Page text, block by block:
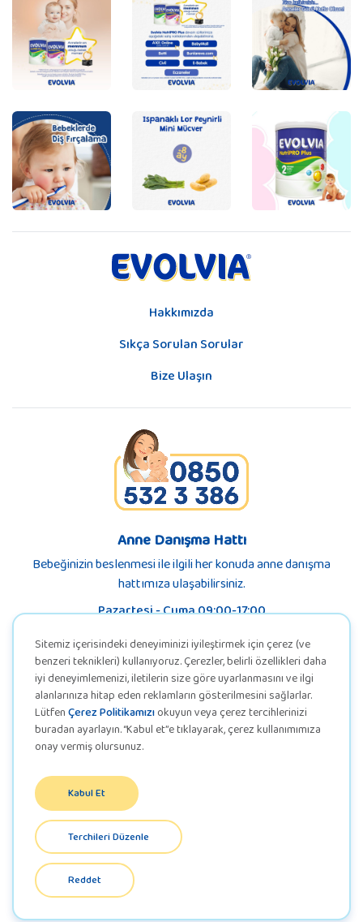
Hakkımızda
Sıkça Sorulan Sorular
Bize Ulaşın
Anne Danışma Hattı
Bebeğinizin beslenmesi ile ilgili her konuda anne danışma
hattımıza ulaşabilirsiniz.
Pazartesi - Cuma 09:00-17:00
KVKK
Gizlilik Politikası
Sitemiz içerisindeki deneyiminizi iyileştirmek için çerez (ve
benzeri teknikleri) kullanıyoruz. Çerezler, belirli özellikleri daha
iyi deneyimlemenizi, iletilerin size göre uyarlanmasını ve ilgi
alanlarınıza hitap eden reklamların gösterilmesini sağlarlar.
LütfenÇerez Politikamızı okuyun veya çerez tercihlerinizi
buradan ayarlayın. “Kabul et”e tıklayarak, çerez kullanımımıza
onay vermiş olursunuz.
Kabul Et
Terchileri Düzenle
Reddet